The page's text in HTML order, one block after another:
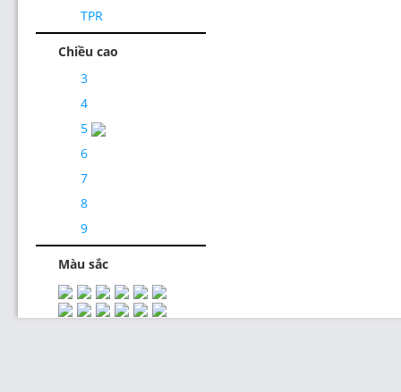
TPR
Chiều cao
3
4
5
6
7
8
9
Màu sắc
Thiết Kế Website